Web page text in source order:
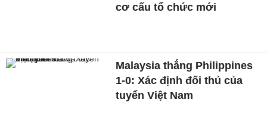
cơ cấu tổ chức mới
Malaysia thắng Philippines
1-0: Xác định đối thủ của
tuyển Việt Nam